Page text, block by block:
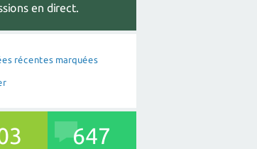
en direct.
récentes marquées
647